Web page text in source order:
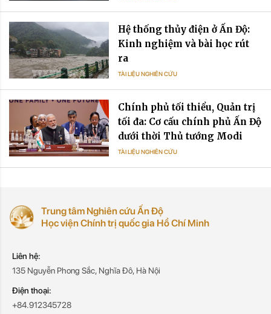
Hệ thống thủy điện ở Ấn Độ:
Kinh nghiệm và bài học rút
ra
TÀI LIỆU NGHIÊN CỨU
Chính phủ tối thiểu, Quản trị
tối đa: Cơ cấu chính phủ Ấn Độ
dưới thời Thủ tướng Modi
TÀI LIỆU NGHIÊN CỨU
Trung tâm Nghiên cứu Ấn Độ
Học viện Chính trị quốc gia Hồ Chí Minh
Liên hệ:
135 Nguyễn Phong Sắc, Nghĩa Đô, Hà Nội
Điện thoại:
+84.912345728